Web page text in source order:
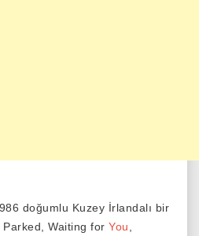
doğumlu Kuzey İrlandalı bir
Waiting for You